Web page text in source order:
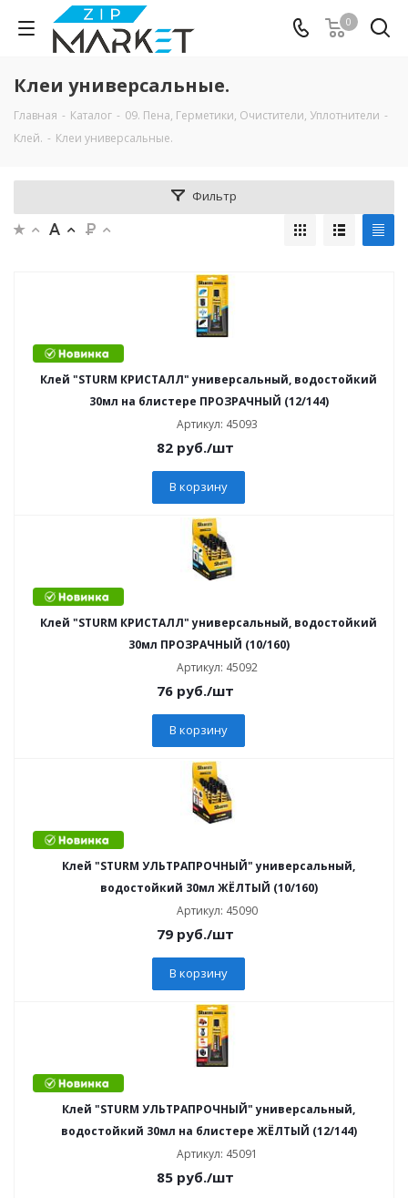
0
Клеи универсальные.
Главная - Каталог - 09. Пена, Герметики, Очистители, Уплотнители -
Клей. - Клеи универсальные.
Фильтр
Клей "STURM КРИСТАЛЛ" универсальный, водостойкий
30мл на блистере ПРОЗРАЧНЫЙ (12/144)
Артикул: 45093
82руб./шт
В корзину
Клей "STURM КРИСТАЛЛ" универсальный, водостойкий
30мл ПРОЗРАЧНЫЙ (10/160)
Артикул: 45092
76руб./шт
В корзину
Клей "STURM УЛЬТРАПРОЧНЫЙ" универсальный,
водостойкий 30мл ЖЁЛТЫЙ (10/160)
Артикул: 45090
79руб./шт
В корзину
Клей "STURM УЛЬТРАПРОЧНЫЙ" универсальный,
водостойкий 30мл на блистере ЖЁЛТЫЙ (12/144)
Артикул: 45091
85руб./шт